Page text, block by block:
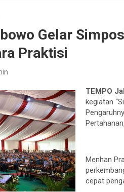
Gelar
Praktisi
TEMPO
kegiatan
Menhan
cepat